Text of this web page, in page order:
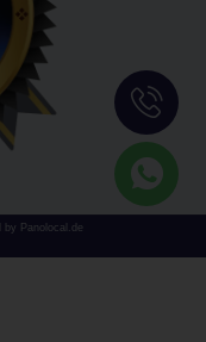
by Panolocal.de